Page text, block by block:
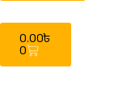
0.00৳
0